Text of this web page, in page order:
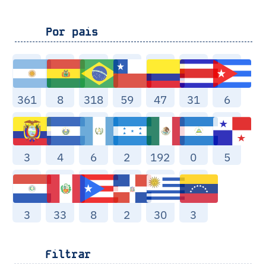
Por pais
361 8 318 59 47 31 6
3 4 6 2 192 0 5
3 33 8 2 30 3
Filtrar